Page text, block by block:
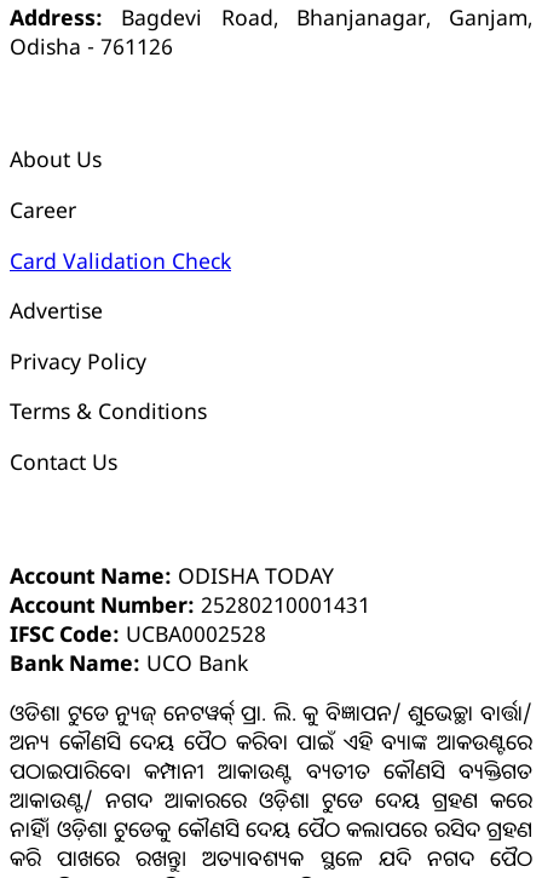
Address: Bagdevi Road, Bhanjanagar, Ganjam,
Odisha - 761126
About Us
Career
Card Validation Check
Advertise
Privacy Policy
Terms & Conditions
Contact Us
Account Name: ODISHA TODAY
Account Number: 25280210001431
IFSC Code: UCBA0002528
Bank Name: UCO Bank
ଓଡିଶା ଟୁଡେ ନ୍ୟୁଜ୍ ନେଟୱର୍କ୍ ପ୍ରା. ଲି. କୁ ବିଜ୍ଞାପନ/ ଶୁଭେଚ୍ଛା ବାର୍ତ୍ତା/
ଅନ୍ୟ କୌଣସି ଦେୟ ପୈଠ କରିବା ପାଇଁ ଏହି ବ୍ୟାଙ୍କ ଆକଉଣ୍ଟରେ
ପଠାଇପାରିବେ। କମ୍ପାନୀ ଆକାଉଣ୍ଟ ବ୍ୟତୀତ କୌଣସି ବ୍ୟକ୍ତିଗତ
ଆକାଉଣ୍ଟ/ ନଗଦ ଆକାରରେ ଓଡ଼ିଶା ଟୁଡେ ଦେୟ ଗ୍ରହଣ କରେ
ନାହିଁ। ଓଡ଼ିଶା ଟୁଡେକୁ କୌଣସି ଦେୟ ପୈଠ କଲାପରେ ରସିଦ ଗ୍ରହଣ
କରି ପାଖରେ ରଖନ୍ତୁ। ଅତ୍ୟାବଶ୍ୟକ ସ୍ଥଳେ ଯଦି ନଗଦ ପୈଠ